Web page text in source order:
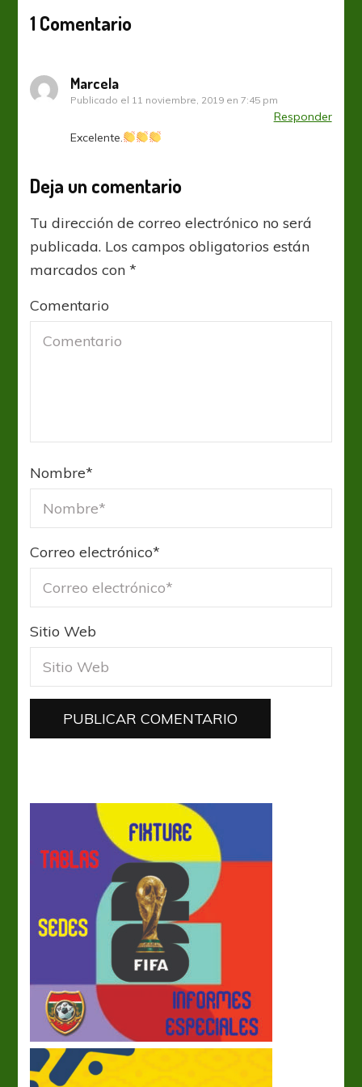
1 Comentario
Marcela
Publicado el 11 noviembre, 2019 en 7:45 pm
Responder
Excelente.
Deja un comentario
Tu dirección de correo electrónico no será
publicada. Los campos obligatorios están
marcados con*
Comentario
Nombre*
Correo electrónico*
Sitio Web